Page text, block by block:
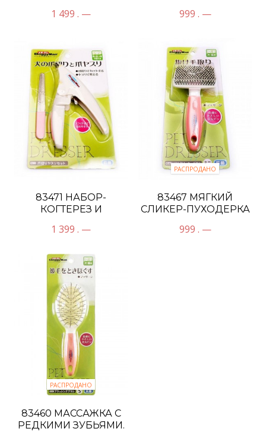
АРОМАТОМ ТРАВ
1 499 . — 999 . —
83471 НАБОР-
КОГТЕРЕЗ И
1 399 . —
РАСПРОДАНО
83467 МЯГКИЙ
СЛИКЕР-ПУХОДЕРКА
999 . —
РАСПРОДАНО
83460 МАССАЖКА С
РЕДКИМИ ЗУБЬЯМИ.